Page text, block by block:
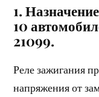
1.
10
21099.
Реле зажигания
напряжения от